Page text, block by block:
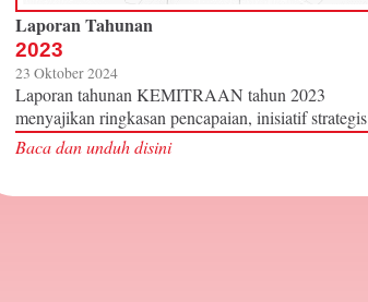
Laporan Tahunan
2023
23 Oktober 2024
Laporan tahunan KEMITRAAN tahun 2023
menyajikan ringkasan pencapaian, inisiatif strategis
Baca dan unduh disini